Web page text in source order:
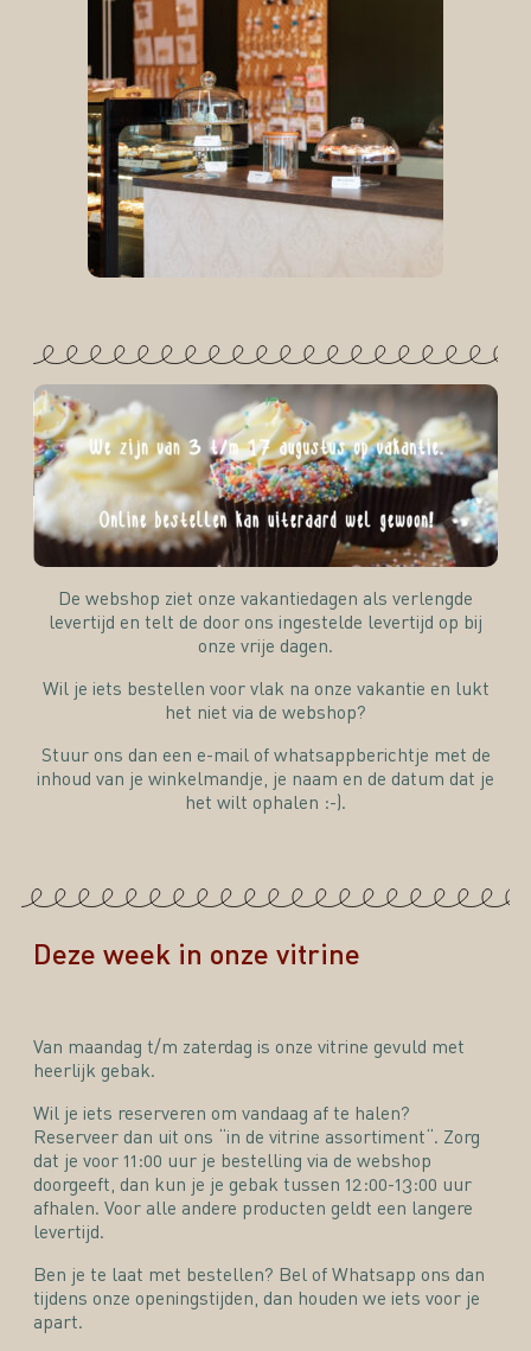
De webshop ziet onze vakantiedagen als verlengde
levertijd en telt de door ons ingestelde levertijd op bij
onze vrije dagen.
Wil je iets bestellen voor vlak na onze vakantie en lukt
het niet via de webshop?
Stuur ons dan een e-mail of whatsappberichtje met de
inhoud van je winkelmandje, je naam en de datum dat je
het wilt ophalen :-).
Deze week in onze vitrine
Van maandag t/m zaterdag is onze vitrine gevuld met
heerlijk gebak.
Wil je iets reserveren om vandaag af te halen?
Reserveer dan uit ons “in de vitrine assortiment“. Zorg
dat je voor 11:00 uur je bestelling via de webshop
doorgeeft, dan kun je je gebak tussen 12:00-13:00 uur
afhalen. Voor alle andere producten geldt een langere
levertijd.
Ben je te laat met bestellen? Bel of Whatsapp ons dan
tijdens onze openingstijden, dan houden we iets voor je
apart.